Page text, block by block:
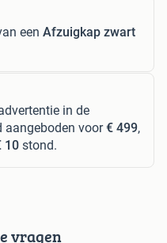
een Afzuigkap zwart
in de
aangeboden voor€ 499,
10 stond.
vragen